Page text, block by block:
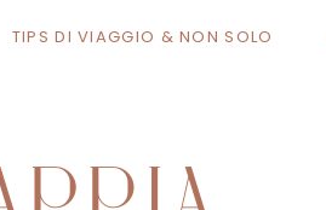
TIPS DI VIAGGIO & NON SOLO